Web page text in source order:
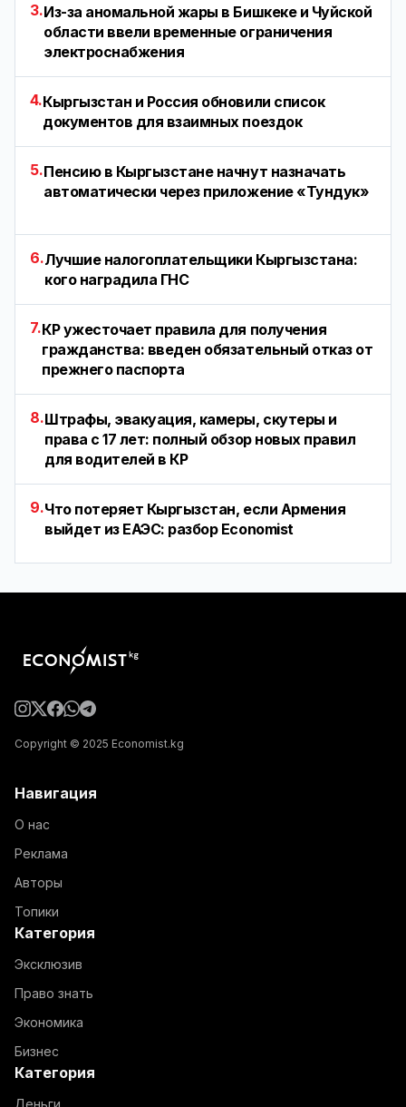
3.Из-за аномальной жары в Бишкеке и Чуйской
области ввели временные ограничения
электроснабжения
4.Кыргызстан и Россия обновили список
документов для взаимных поездок
5.Пенсию в Кыргызстане начнут назначать
автоматически через приложение «Тундук»
6.Лучшие налогоплательщики Кыргызстана:
кого наградила ГНС
7.КР ужесточает правила для получения
гражданства: введен обязательный отказ от
прежнего паспорта
8.Штрафы, эвакуация, камеры, скутеры и
права с 17 лет: полный обзор новых правил
для водителей в КР
9.Что потеряет Кыргызстан, если Армения
выйдет из ЕАЭС: разбор Economist
Copyright © 2025 Economist.kg
Навигация
О нас
Реклама
Авторы
Топики
Категория
Эксклюзив
Право знать
Экономика
Бизнес
Категория